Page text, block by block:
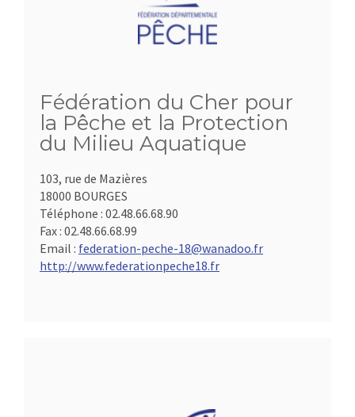
Fédération du Cher pour
la Pêche et la Protection
du Milieu Aquatique
103, rue de Mazières
18000 BOURGES
Téléphone : 02.48.66.68.90
Fax : 02.48.66.68.99
Email : federation-peche-18@wanadoo.fr
http://www.federationpeche18.fr